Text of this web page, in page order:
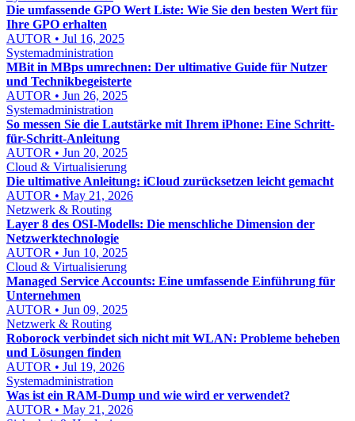
Die umfassende GPO Wert Liste: Wie Sie den besten Wert für
Ihre GPO erhalten
AUTOR • Jul 16, 2025
Systemadministration
MBit in MBps umrechnen: Der ultimative Guide für Nutzer
und Technikbegeisterte
AUTOR • Jun 26, 2025
Systemadministration
So messen Sie die Lautstärke mit Ihrem iPhone: Eine Schritt-
für-Schritt-Anleitung
AUTOR • Jun 20, 2025
Cloud & Virtualisierung
Die ultimative Anleitung: iCloud zurücksetzen leicht gemacht
AUTOR • May 21, 2026
Netzwerk & Routing
Layer 8 des OSI-Modells: Die menschliche Dimension der
Netzwerktechnologie
AUTOR • Jun 10, 2025
Cloud & Virtualisierung
Managed Service Accounts: Eine umfassende Einführung für
Unternehmen
AUTOR • Jun 09, 2025
Netzwerk & Routing
Roborock verbindet sich nicht mit WLAN: Probleme beheben
und Lösungen finden
AUTOR • Jul 19, 2026
Systemadministration
Was ist ein RAM-Dump und wie wird er verwendet?
AUTOR • May 21, 2026